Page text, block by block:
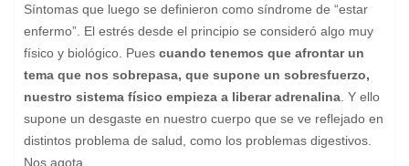
Síntomas que luego se definieron como síndrome de “estar
enfermo”. El estrés desde el principio se consideró algo muy
físico y biológico. Pues cuando tenemos que afrontar un
tema que nos sobrepasa, que supone un sobresfuerzo,
nuestro sistema físico empieza a liberar adrenalina . Y ello
supone un desgaste en nuestro cuerpo que se ve reflejado en
distintos problema de salud, como los problemas digestivos.
Nos agota.